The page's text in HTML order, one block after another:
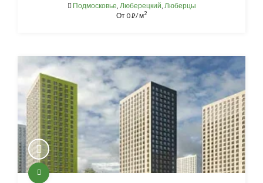
Подмосковье Люберецкий Люберцы
От0⃏/ м2